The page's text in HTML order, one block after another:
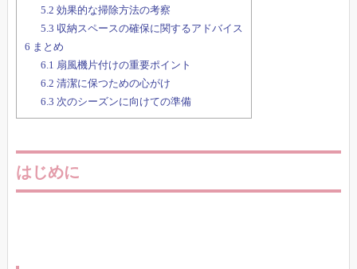
5.2 効果的な掃除方法の考察
5.3 収納スペースの確保に関するアドバイス
6 まとめ
6.1 扇風機片付けの重要ポイント
6.2 清潔に保つための心がけ
6.3 次のシーズンに向けての準備
はじめに